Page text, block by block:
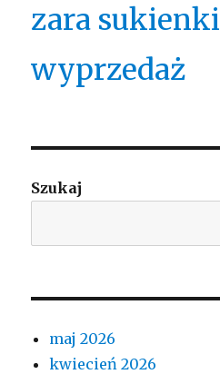
zara sukienki
wyprzedaż
Szukaj
maj 2026
kwiecień 2026